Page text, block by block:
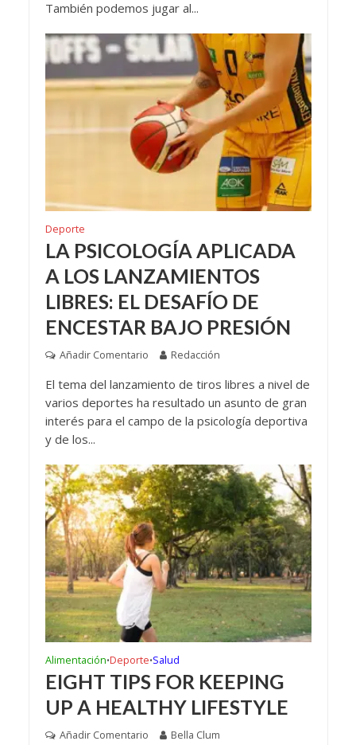
También podemos jugar al...
Deporte
LA PSICOLOGÍA APLICADA
A LOS LANZAMIENTOS
LIBRES: EL DESAFÍO DE
ENCESTAR BAJO PRESIÓN
Añadir Comentario Redacción
El tema del lanzamiento de tiros libres a nivel de
varios deportes ha resultado un asunto de gran
interés para el campo de la psicología deportiva
y de los...
Alimentación•Deporte•Salud
EIGHT TIPS FOR KEEPING
UP A HEALTHY LIFESTYLE
Añadir Comentario Bella Clum